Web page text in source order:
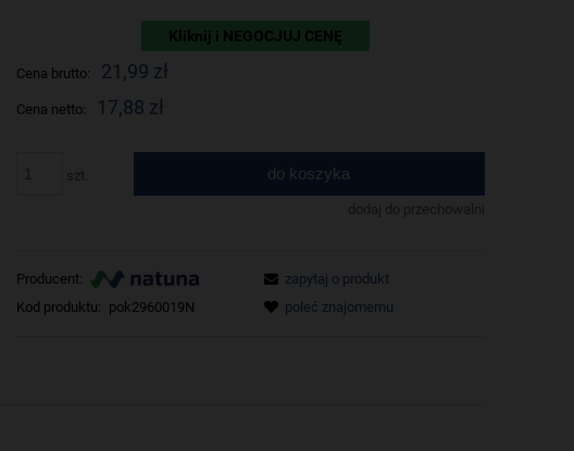
Kliknij i NEGOCJUJ CENĘ
Cena brutto: 21,99 zł
Cena netto: 17,88 zł
do koszyka
dodaj do przechowalni
Producent:
Kod produktu: pok2960019N
zapytaj o produkt
poleć znajomemu